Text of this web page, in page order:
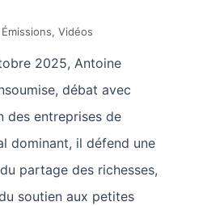
Émissions, Vidéos
2025, Antoine
débat avec
des entreprises de
dominant, il défend une
partage des richesses,
soutien aux petites